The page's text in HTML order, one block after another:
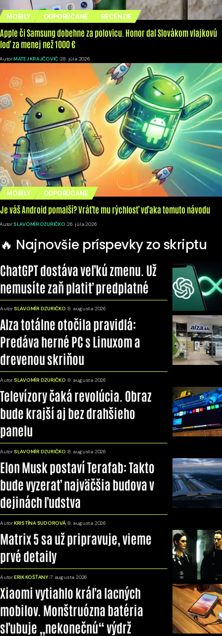
MOBILY ODPORÚČANÉ RECENZIE
Apple či Samsung dobehne za polovicu. Honor dal Slovákom vlajkovú
loď za menej než 1000 €
Autor:MATEJ KRAJČOVIČ 28. júla 2026
MOBILY ODPORÚČANÉ
Je váš Android pomalší? Vráťte mu rýchlosť vďaka tomuto návodu
Autor:SLAVOMÍR DZURIČKO 26. júla 2026
🔥 Najnovšie príspevky zo skriptu
ChatGPT dostáva veľkú zmenu. Už
nemusíte zaň platiť predplatné
Autor:SLAVOMÍR DZURIČKO 8. augusta 2026
Alza totálne otočila pravidlá:
Predáva herné PC s Linuxom a
drevenou skriňou
Autor:SLAVOMÍR DZURIČKO 8. augusta 2026
Televízory čaká revolúcia. Obraz
bude krajší aj bez drahšieho
panelu
Autor:SLAVOMÍR DZURIČKO 8. augusta 2026
Elon Musk postaví Terafab: Takto
bude vyzerať najväčšia budova v
dejinách ľudstva
Autor:KRISTÍNA SUDOROVÁ 8. augusta 2026
Matrix 5 sa už pripravuje, vieme
prvé detaily
Autor:ERIK KOŠŤANY 7. augusta 2026
Xiaomi vytiahlo kráľa lacných
mobilov. Monštruózna batéria
sľubuje „nekonečnú“ výdrž